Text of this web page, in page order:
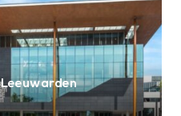
Leeuwarden